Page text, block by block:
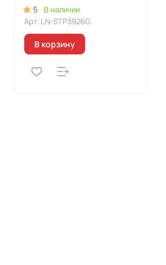
линия "Леон"
5
В наличии
Арт. LN-STP3926G
В корзину